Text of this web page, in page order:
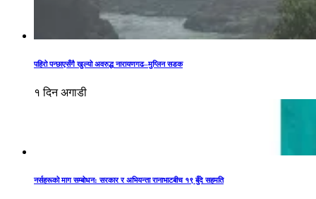
पहिरो पन्छाएसँगै खुल्यो अवरुद्ध नारायणगढ–मुग्लिन सडक
१ दिन अगाडी
नर्सहरूको माग सम्बोधन: सरकार र अभियन्ता रानाभाटबीच १९ बुँदे सहमति